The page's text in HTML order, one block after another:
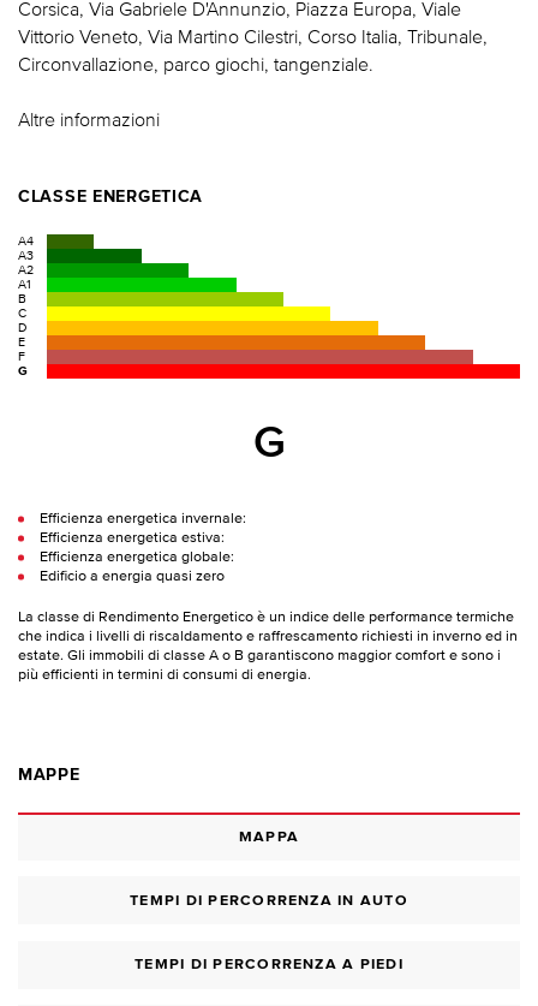
Corsica, Via Gabriele D'Annunzio, Piazza Europa, Viale
Vittorio Veneto, Via Martino Cilestri, Corso Italia, Tribunale,
Circonvallazione, parco giochi, tangenziale.
Altre informazioni
CLASSE ENERGETICA
A4
A3
A2
A1
B
C
D
E
F
G
G
Efficienza energetica invernale:
Efficienza energetica estiva:
Efficienza energetica globale:
Edificio a energia quasi zero
La classe di Rendimento Energetico è un indice delle performance termiche
che indica i livelli di riscaldamento e raffrescamento richiesti in inverno ed in
estate. Gli immobili di classe A o B garantiscono maggior comfort e sono i
più efficienti in termini di consumi di energia.
MAPPE
MAPPA
TEMPI DI PERCORRENZA IN AUTO
TEMPI DI PERCORRENZA A PIEDI